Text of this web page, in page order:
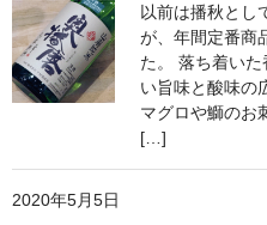
よえもん 川村酒造店（岩手
田从･月下の舞 舞鶴酒造（
綿屋 金の井酒造（宮城県
宗玄 宗玄酒造（石川県珠洲
以前は播秋とし
が、年間定番商
た。 落ち着い
い旨味と酸味の
マグロや鰤のお
[…]
2020年5月5日